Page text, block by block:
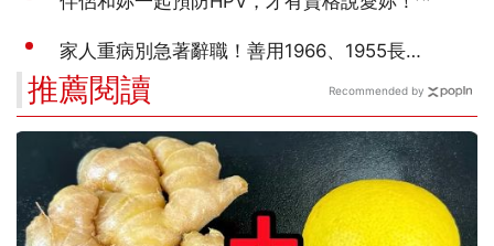
推薦閱讀 Recommended by